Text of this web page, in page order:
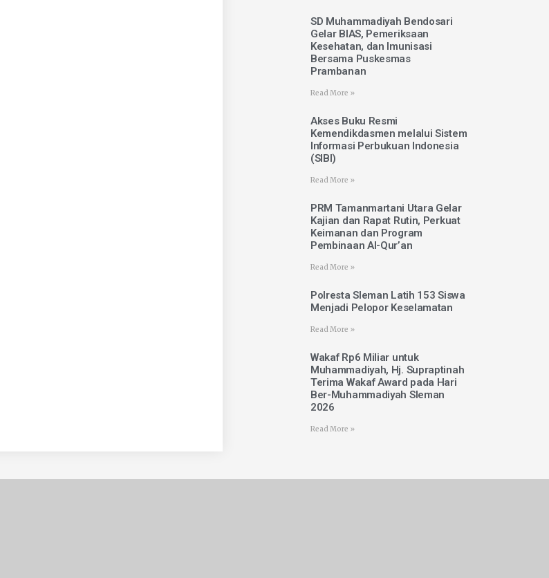
SD Muhammadiyah Bendosari
Gelar BIAS, Pemeriksaan
Kesehatan, dan Imunisasi
Bersama Puskesmas
Prambanan
Read More »
Akses Buku Resmi
Kemendikdasmen melalui Sistem
Informasi Perbukuan Indonesia
(SIBI)
Read More »
PRM Tamanmartani Utara Gelar
Kajian dan Rapat Rutin, Perkuat
Keimanan dan Program
Pembinaan Al-Qur’an
Read More »
Polresta Sleman Latih 153 Siswa
Menjadi Pelopor Keselamatan
Read More »
Wakaf Rp6 Miliar untuk
Muhammadiyah, Hj. Supraptinah
Terima Wakaf Award pada Hari
Ber-Muhammadiyah Sleman
2026
Read More »